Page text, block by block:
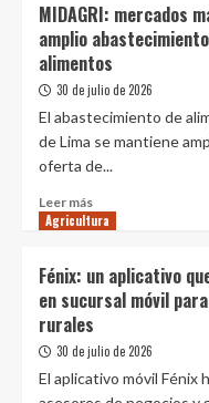
2026
otorgará
créditos
para
impulsar
agricultura
ante
el
de
El
MIDAGRI: mercados
amplio
alimentos
30 de julio de 2026
El abastecimiento de
de Lima se mantiene
oferta de...
Leer más
más
mercados
mayoristas
de
Lima
amplio
Agricultura
Fénix: un aplicativo
en sucursal móvil
rurales
30 de julio de 2026
El aplicativo móvil Fénix